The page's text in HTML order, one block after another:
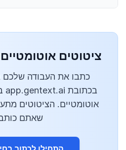
ציטוטים
אוטומטיים. הציטוטים
שאתם